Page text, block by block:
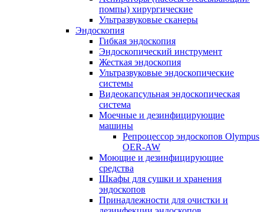
помпы) хирургические
Ультразвуковые сканеры
Эндоскопия
Гибкая эндоскопия
Эндоскопический инструмент
Жесткая эндоскопия
Ультразвуковые эндоскопические
системы
Видеокапсульная эндоскопическая
система
Моечные и дезинфицирующие
машины
Репроцессор эндоскопов Olympus
OER-AW
Моющие и дезинфицирующие
средства
Шкафы для сушки и хранения
эндоскопов
Принадлежности для очистки и